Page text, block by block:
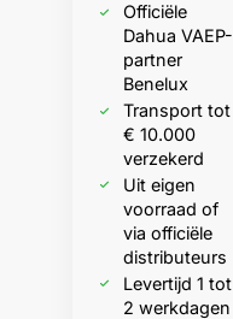
Officiële
Dahua VAEP-
partner
Benelux
Transport tot
€ 10.000
verzekerd
Uit eigen
voorraad of
via officiële
distributeurs
Levertijd 1 tot
2 werkdagen